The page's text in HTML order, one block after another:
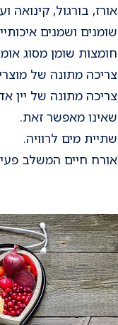
אורז, בורגול, קינואה
שומנים ושמנים
חומצות שומן מסוג אומגה 3 שמקורם בעיקר מדגים כגון: סלמון, טונה
צריכה מתונה של
צריכה מתונה של יין
שאינו מאפשר זאת.
שתיית מים לרוויה.
אורח חיים המשלב